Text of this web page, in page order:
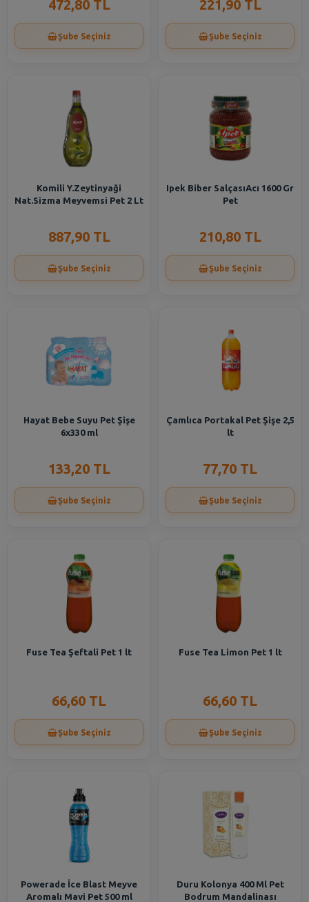
472,80 TL
Şube Seçiniz
221,90 TL
Şube Seçiniz
Komili Y.Zeytinyaği
Nat.Sizma Meyvemsi Pet 2 Lt
887,90 TL
Şube Seçiniz
Ipek Biber SalçasıAcı 1600 Gr
Pet
210,80 TL
Şube Seçiniz
Hayat Bebe Suyu Pet Şişe
6x330 ml
133,20 TL
Şube Seçiniz
Çamlıca Portakal Pet Şişe 2,5
lt
77,70 TL
Şube Seçiniz
Fuse Tea Şeftali Pet 1 lt
66,60 TL
Şube Seçiniz
Fuse Tea Limon Pet 1 lt
66,60 TL
Şube Seçiniz
Powerade İce Blast Meyve
Aromalı Mavi Pet 500 ml
Duru Kolonya 400 Ml Pet
Bodrum Mandalinası